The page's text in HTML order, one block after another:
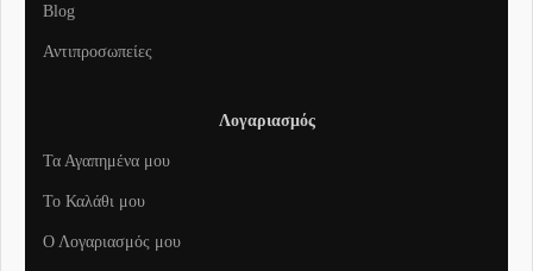
Blog
Αντιπροσωπείες
Λογαριασμός
Τα Αγαπημένα μου
To Καλάθι μου
Ο Λογαριασμός μου